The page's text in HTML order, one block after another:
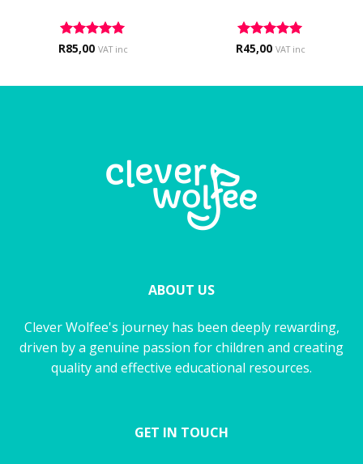
Rated 5
R85,00 VAT inc Rated 5
R45,00 VAT inc
ABOUT US
Clever Wolfee's journey has been deeply rewarding,
driven by a genuine passion for children and creating
quality and effective educational resources.
GET IN TOUCH